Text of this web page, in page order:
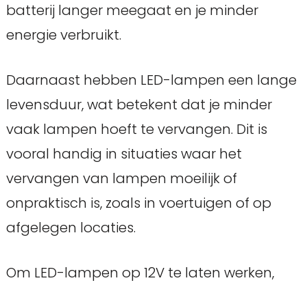
batterij langer meegaat en je minder
energie verbruikt.
Daarnaast hebben LED-lampen een lange
levensduur, wat betekent dat je minder
vaak lampen hoeft te vervangen. Dit is
vooral handig in situaties waar het
vervangen van lampen moeilijk of
onpraktisch is, zoals in voertuigen of op
afgelegen locaties.
Om LED-lampen op 12V te laten werken,